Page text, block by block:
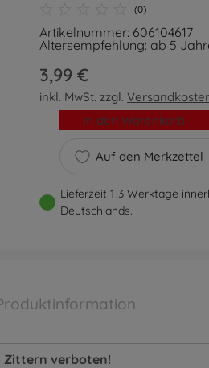
(0)
Artikelnummer: 606104617
Altersempfehlung: ab 5
3,99 €
inkl. MwSt. zzgl.
Auf den Merkzettel
In den Warenkorb
Lieferzeit 1-3 Werktage
Deutschlands.
Zittern verboten!